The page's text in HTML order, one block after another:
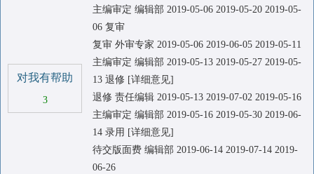
对我有帮助
3
主编审定 编辑部 2019-05-06 2019-05-20 2019-05-
06 复审
复审 外审专家 2019-05-06 2019-06-05 2019-05-11
主编审定 编辑部 2019-05-13 2019-05-27 2019-05-
13 退修 [详细意见]
退修 责任编辑 2019-05-13 2019-07-02 2019-05-16
主编审定 编辑部 2019-05-16 2019-05-30 2019-06-
14 录用 [详细意见]
待交版面费 编辑部 2019-06-14 2019-07-14 2019-
06-26